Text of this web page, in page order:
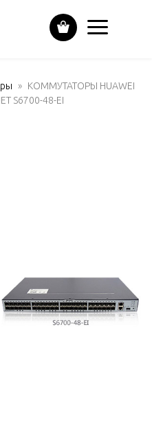
КОММУТАТОРЫ HUAWEI
S6700-48-EI